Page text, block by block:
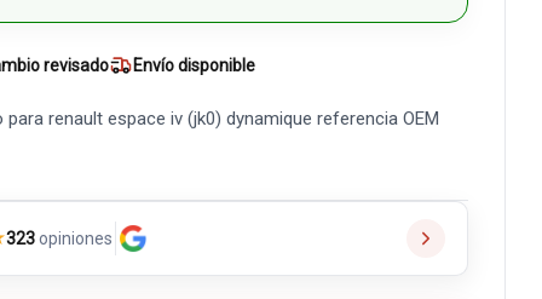
revisado Envío disponible
renault espace iv (jk0) dynamique referencia OEM
323opiniones